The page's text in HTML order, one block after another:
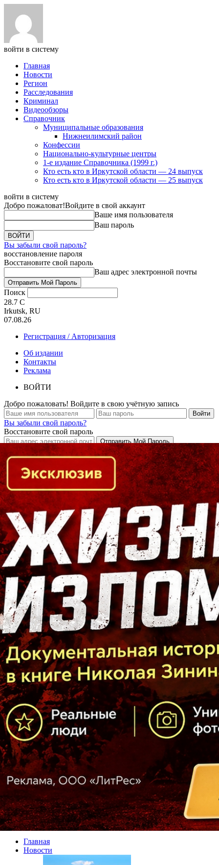
войти в систему
Главная
Новости
Регион
Расследования
Криминал
Видеообзоры
Справочник
Муниципальные образования
Нижнеилимский район
Конфессии
Национально-культурные центры
1-е издание Справочника (1999 г.)
Кто есть кто в Иркутской области — 24 выпуск
Кто есть кто в Иркутской области — 25 выпуск
войти в систему
Добро пожаловат!Войдите в свой аккаунт
Ваше имя пользователя
Ваш пароль
Вы забыли свой пароль?
восстановление пароля
Восстановите свой пароль
Ваш адрес электронной почты
Поиск
28.7 C
Irkutsk, RU
07.08.26
Регистрация / Авторизация
Об издании
Контакты
Реклама
ВОЙТИ
Добро пожаловать! Войдите в свою учётную запись
Вы забыли свой пароль?
Восстановите свой пароль
Кто есть кто в Байкальском регионе
Главная
Новости